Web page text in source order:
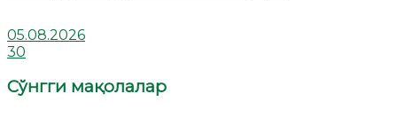
05.08.2026
30
Сўнгги мақолалар